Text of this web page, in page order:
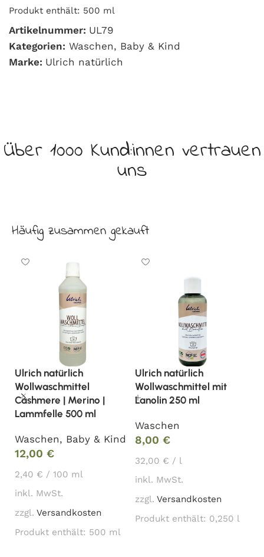
Produkt enthält: 500 ml
Artikelnummer: UL79
Kategorien: Waschen, Baby & Kind
Marke: Ulrich natürlich
Über 1000 Kund:innen vertrauen
uns
Häufig zusammen gekauft
Ulrich natürlich
Wollwaschmittel
Cashmere | Merino |
Lammfelle 500 ml
Waschen, Baby & Kind
12,00 €
2,40 € / 100 ml
inkl. MwSt.
zzgl. Versandkosten
Produkt enthält: 500 ml
Ulrich natürlich
Wollwaschmittel mit
Lanolin 250 ml
Waschen
8,00 €
32,00 € / l
inkl. MwSt.
zzgl. Versandkosten
Produkt enthält: 0,250 l